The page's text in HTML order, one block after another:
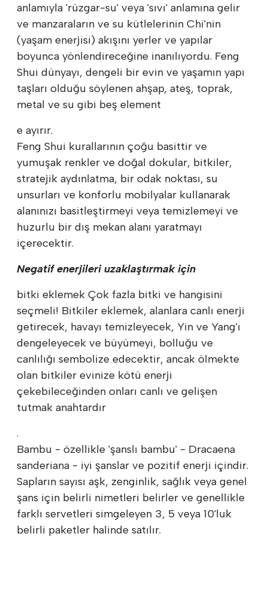
anlamıyla 'rüzgar-su' veya 'sıvı' anlamına gelir
ve manzaraların ve su kütlelerinin Chi'nin
(yaşam enerjisi) akışını yerler ve yapılar
boyunca yönlendireceğine inanılıyordu. Feng
Shui dünyayı, dengeli bir evin ve yaşamın yapı
taşları olduğu söylenen ahşap, ateş, toprak,
metal ve su gibi beş element
e ayırır.
Feng Shui kurallarının çoğu basittir ve
yumuşak renkler ve doğal dokular, bitkiler,
stratejik aydınlatma, bir odak noktası, su
unsurları ve konforlu mobilyalar kullanarak
alanınızı basitleştirmeyi veya temizlemeyi ve
huzurlu bir dış mekan alanı yaratmayı
içerecektir.
Negatif enerjileri uzaklaştırmak için
bitki eklemek Çok fazla bitki ve hangisini
seçmeli! Bitkiler eklemek, alanlara canlı enerji
getirecek, havayı temizleyecek, Yin ve Yang'ı
dengeleyecek ve büyümeyi, bolluğu ve
canlılığı sembolize edecektir, ancak ölmekte
olan bitkiler evinize kötü enerji
çekebileceğinden onları canlı ve gelişen
tutmak anahtardır
.
Bambu - özellikle 'şanslı bambu' - Dracaena
sanderiana - iyi şanslar ve pozitif enerji içindir.
Sapların sayısı aşk, zenginlik, sağlık veya genel
şans için belirli nimetleri belirler ve genellikle
farklı servetleri simgeleyen 3, 5 veya 10'luk
belirli paketler halinde satılır.